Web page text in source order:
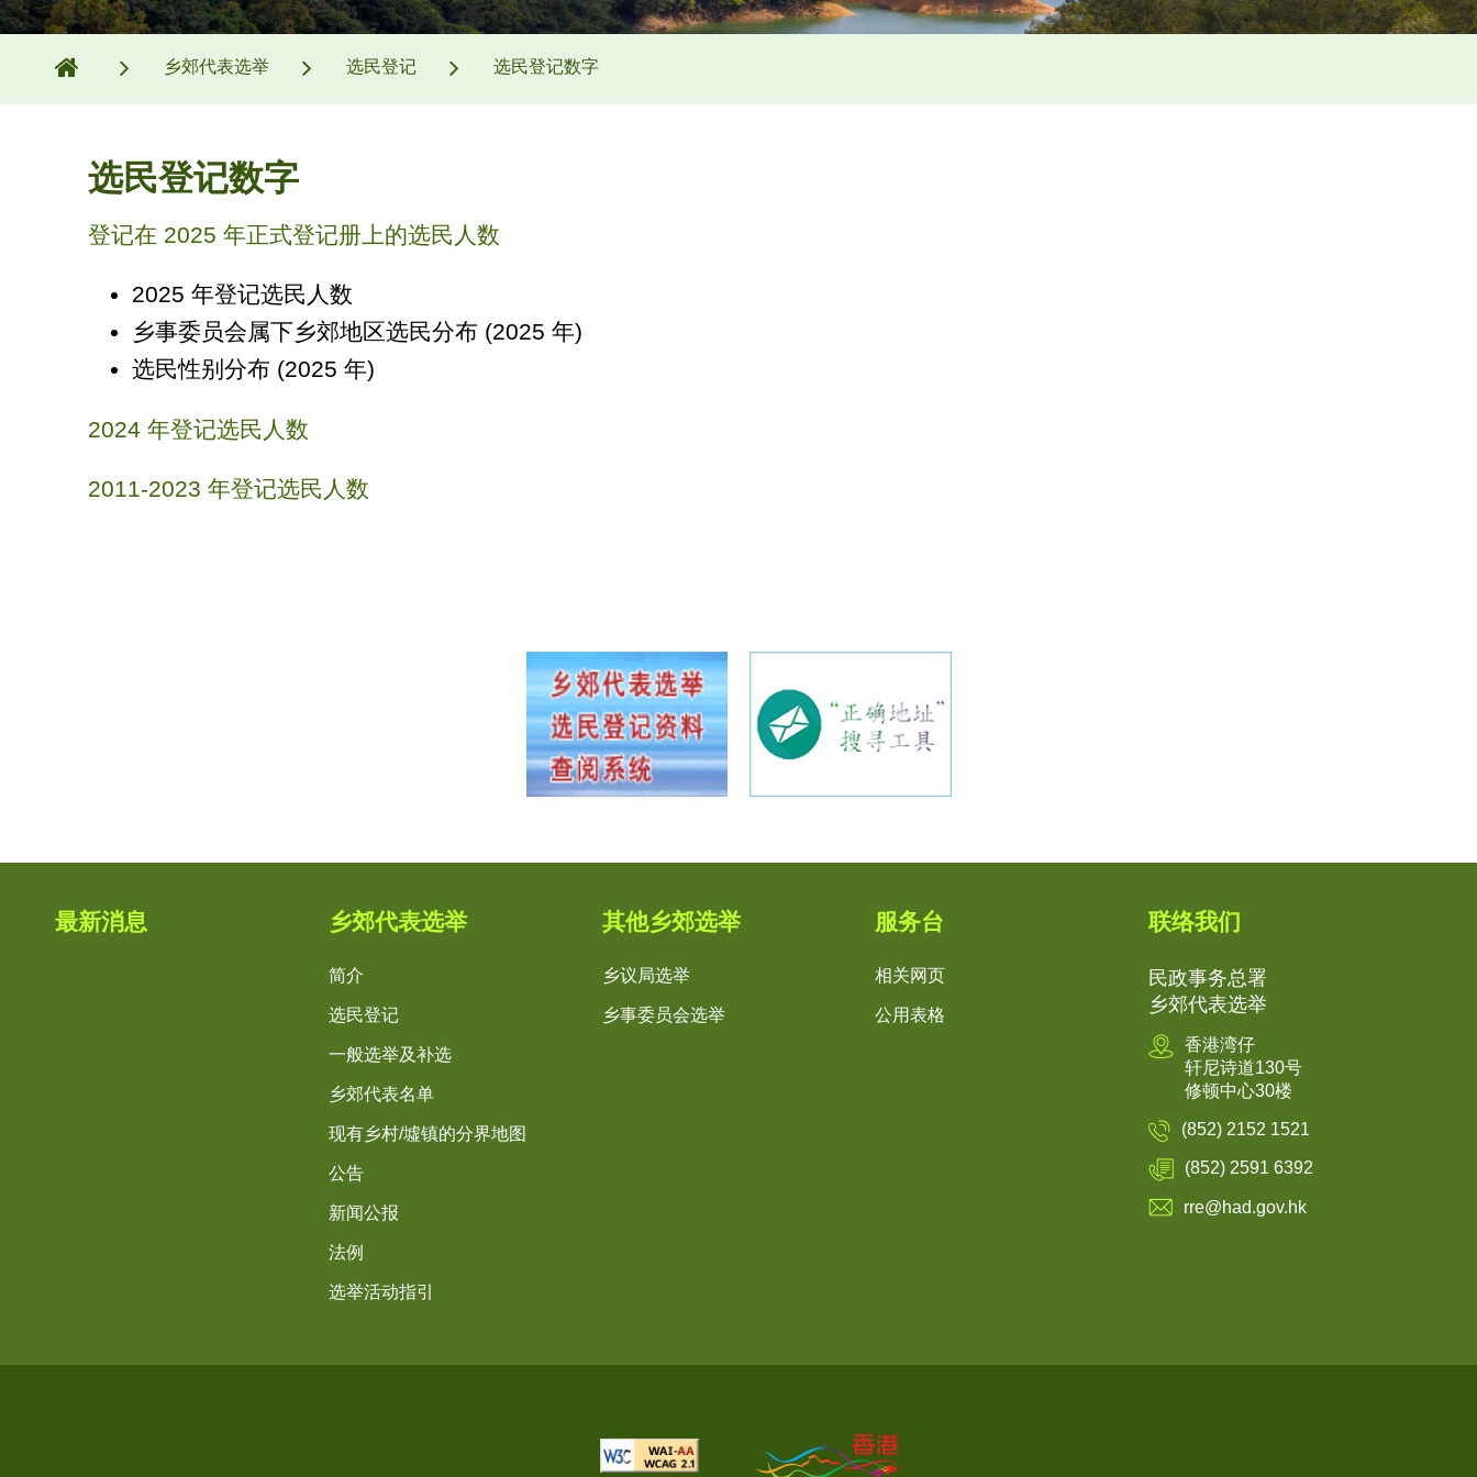
乡郊代表选举 选民登记 选民登记数字
选民登记数字
登记在 2025 年正式登记册上的选民人数
2025 年登记选民人数
乡事委员会属下乡郊地区选民分布 (2025 年)
选民性别分布 (2025 年)
2024 年登记选民人数
2011-2023 年登记选民人数
最新消息 乡郊代表选举
简介
选民登记
一般选举及补选
乡郊代表名单
现有乡村/墟镇的分界地图
公告
新闻公报
法例
选举活动指引
其他乡郊选举
乡议局选举
乡事委员会选举
服务台
相关网页
公用表格
联络我们
民政事务总署
乡郊代表选举
香港湾仔
轩尼诗道130号
修顿中心30楼
(852) 2152 1521
(852) 2591 6392
rre@had.gov.hk